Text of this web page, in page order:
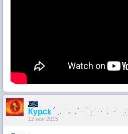
Курск
12 ноя 2015